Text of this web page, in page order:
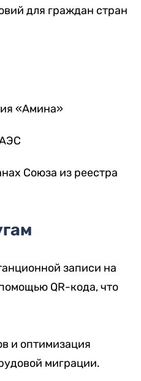
для граждан стран
«Амина»
Союза из реестра
записи на
QR-кода, что
и оптимизация
миграции.